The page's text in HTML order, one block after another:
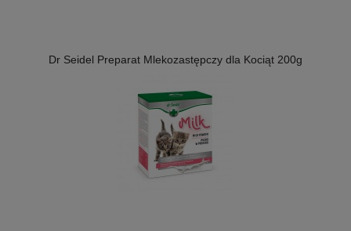
Dr Seidel Preparat Mlekozastępczy dla Kociąt 200g